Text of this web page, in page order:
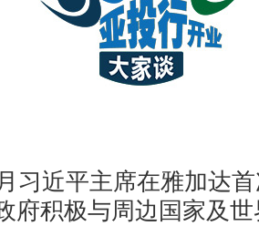
习近平主席在雅加达
府积极与周边国家及